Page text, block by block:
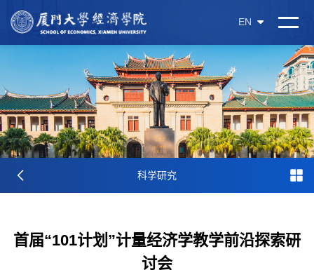
EN
科学研究
首届“101计划”计量经济学教学前沿探索研
讨会